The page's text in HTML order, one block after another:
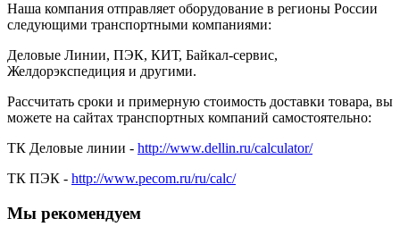
Наша компания отправляет оборудование в регионы России
следующими транспортными компаниями:
Деловые Линии, ПЭК, КИТ, Байкал-сервис,
Желдорэкспедиция и другими.
Рассчитать сроки и примерную стоимость доставки товара, вы
можете на сайтах транспортных компаний самостоятельно:
ТК Деловые линии - http://www.dellin.ru/calculator/
ТК ПЭК - http://www.pecom.ru/ru/calc/
Мы рекомендуем